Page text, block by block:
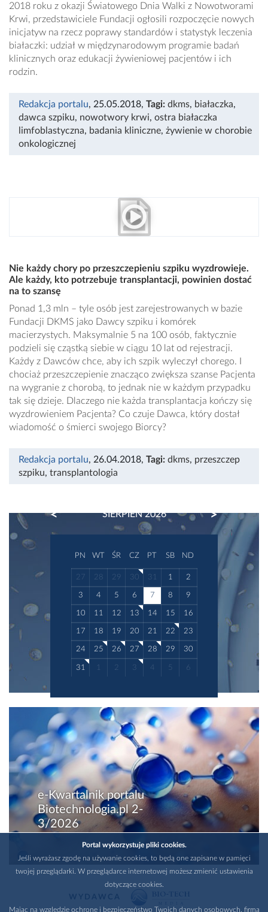
2018 roku z okazji Światowego Dnia Walki z Nowotworami
Krwi, przedstawiciele Fundacji ogłosili rozpoczęcie nowych
inicjatyw na rzecz poprawy standardów i statystyk leczenia
białaczki: udział w międzynarodowym programie badań
klinicznych oraz edukacji żywieniowej pacjentów i ich
rodzin.
Redakcja portalu, 25.05.2018, Tagi: dkms, białaczka,
dawca szpiku, nowotwory krwi, ostra białaczka
limfoblastyczna, badania kliniczne, żywienie w chorobie
onkologicznej
Nie każdy chory po przeszczepieniu szpiku wyzdrowieje.
Ale każdy, kto potrzebuje transplantacji, powinien dostać
na to szansę
Ponad 1,3 mln – tyle osób jest zarejestrowanych w bazie
Fundacji DKMS jako Dawcy szpiku i komórek
macierzystych. Maksymalnie 5 na 100 osób, faktycznie
podzieli się cząstką siebie w ciągu 10 lat od rejestracji.
Każdy z Dawców chce, aby ich szpik wyleczył chorego. I
chociaż przeszczepienie znacząco zwiększa szanse Pacjenta
na wygranie z chorobą, to jednak nie w każdym przypadku
tak się dzieje. Dlaczego nie każda transplantacja kończy się
wyzdrowieniem Pacjenta? Co czuje Dawca, który dostał
wiadomość o śmierci swojego Biorcy?
Redakcja portalu, 26.04.2018, Tagi: dkms, przeszczep
szpiku, transplantologia
SIERPIEŃ 2026
PREVIOUS NEXT
PN WT ŚR CZ PT SB ND
27 28 29 30 31 1 2
3 4 5 6 7 8 9
10 11 12 13 14 15 16
17 18 19 20 21 22 23
24 25 26 27 28 29 30
31 1 2 3 4 5 6
e-Kwartalnik portalu
Biotechnologia.pl 2-
3/2026
Portal wykorzystuje pliki cookies.
Jeśli wyrażasz zgodę na używanie cookies, to będą one zapisane w pamięci
twojej przeglądarki. W przeglądarce internetowej możesz zmienić ustawienia
dotyczące cookies.
Mając na względzie ochronę i bezpieczeństwo Twoich danych osobowych, firma